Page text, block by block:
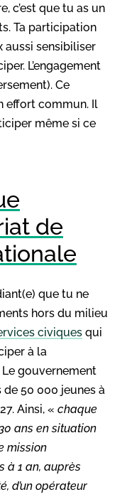
c’est que tu as un
Ta participation
aussi sensibiliser
L’engagement
Ce
effort commun. Il
même si ce
de
que tu ne
hors du milieu
civiques qui
à la
Le gouvernement
50 000 jeunes à
Ainsi, « chaque
ans en situation
mission
à 1 an, auprès
d’un opérateur